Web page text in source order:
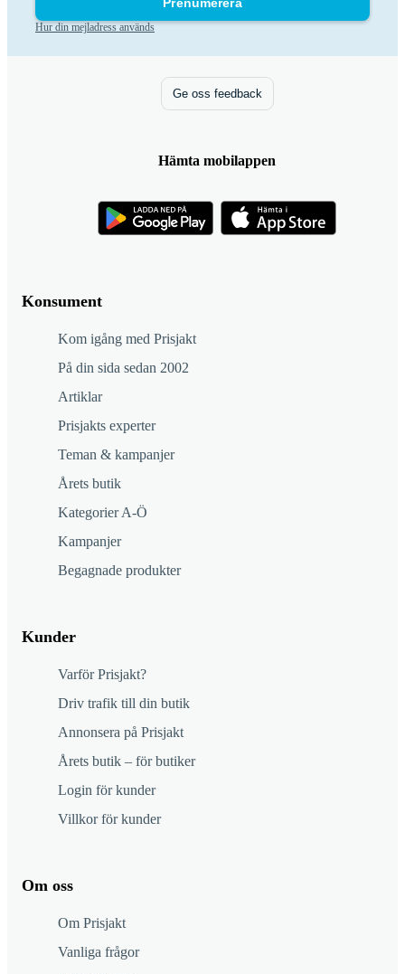
Hur din mejladress används
Konsument
Kom igång med Prisjakt
På din sida sedan 2002
Artiklar
Prisjakts experter
Teman & kampanjer
Årets butik
Kategorier A-Ö
Kampanjer
Begagnade produkter
Kunder
Varför Prisjakt?
Driv trafik till din butik
Annonsera på Prisjakt
Årets butik – för butiker
Login för kunder
Villkor för kunder
Om oss
Om Prisjakt
Vanliga frågor
Ge oss feedback
Hämta mobilappen